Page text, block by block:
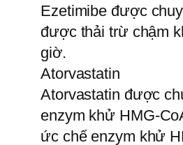
Ezetimibe được
được thải trừ chậm
giờ.
Atorvastatin
Atorvastatin được
enzym khử HMG-
ức chế enzym khử